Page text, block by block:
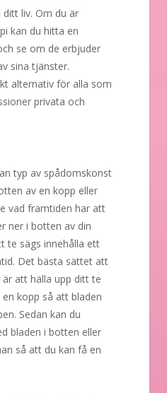
liv. Om du är
kan du hitta en
se om de erbjuder
sina tjänster.
alternativ för alla som
privata och
typ av spådomskonst
av en kopp eller
vad framtiden har att
ner i botten av din
te sägs innehålla ett
Det bästa sättet att
är att hälla upp ditt te
kopp så att bladen
Sedan kan du
bladen i botten eller
så att du kan få en